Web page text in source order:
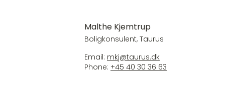
Malthe Kjemtrup
Boligkonsulent, Taurus
Email: mkj@taurus.dk
Phone: +45 40 30 36 63